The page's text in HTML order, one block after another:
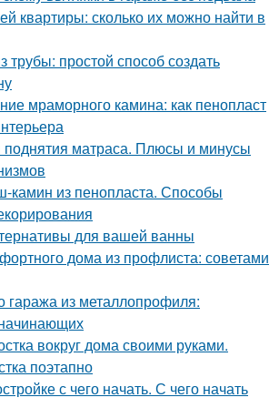
квартиры: сколько их можно найти в
трубы: простой способ создать
мраморного камина: как пенопласт
матраса. Плюсы и минусы
из пенопласта. Способы
для вашей ванны
дома из профлиста: советами
гаража из металлопрофиля:
вокруг дома своими руками.
поэтапно
с чего начать. С чего начать